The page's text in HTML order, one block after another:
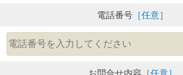
電話番号 ［任意］
お問合せ内容 ［任意］